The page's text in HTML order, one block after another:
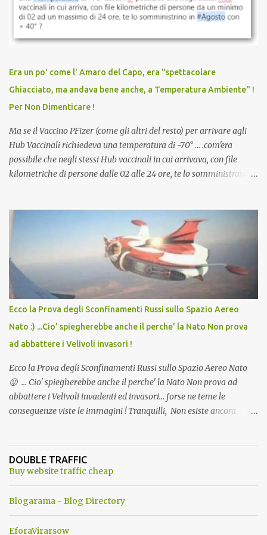
discriminazioni per coloro che non l’hanno fatto. Se non sei stato
vaccinato, nessuno aveva prima cercato di farti sentire una
persona cattiva. Non avevamo mai visto un vaccino che minacci le
vaccino usato per minacciare i mezzi di sussistenza, il lavoro o la
scuola. Non avevamo mai visto un vaccino che permettesse a un
dodicenne di ignorare il consenso dei genitori. Dopo tutti i vaccini
che abbiamo elencato sopra...
Era un po' come l' Amaro del Capo, era "spettacolare
Ghiacciato, ma andava bene anche, a Temperatura Ambiente" !
Per Non Dimenticare !
Ma se il Vaccino PFizer (come gli altri del resto) per arrivare agli
Hub Vaccinali richiedeva una temperatura di -70° ... .com'era
possibile che negli stessi Hub vaccinali in cui arrivava, con file
kilometriche di persone dalle 02 alle 24 ore, te lo somministravano
Vaccino come: l' Amaro del Capo, era "spettacolare Ghiacciato, ma
andava bene anche, a Temperatura Ambiente"! Riproponiamo
l'articolo per NON Dimenticare!
Ecco la Prova degli Sconfinamenti Russi sullo Spazio Aereo
Nato :) ...Cio' spiegherebbe anche il perche' la Nato Non prova
ad abbattere i Velivoli invasori !
Ecco la Prova degli Sconfinamenti Russi sullo Spazio Aereo Nato
😛 ... Cio' spiegherebbe anche il perche' la Nato Non prova ad
abbattere i Velivoli invadenti ed invasori... forse ne teme le
conseguenze viste le immagini ! Tranquilli, Non esiste ancora
ancora una fantasia Nato o forse una "False Flag", per provocare
una guerra mondiale che difficilmente da menti sane, potrebbe
DOUBLE TRAFFIC
Buy website traffic cheap
Blogarama - Blog Directory
EforaVirarsow